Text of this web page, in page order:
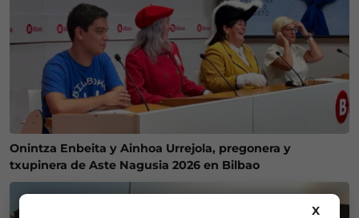
Onintza Enbeita y Ainhoa Urrejola, pregonera y
txupinera de Aste Nagusia 2026 en Bilbao
X